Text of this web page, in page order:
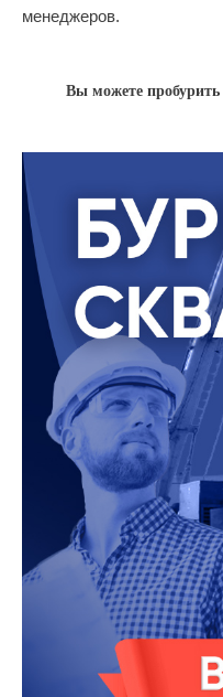
менеджеров.
Вы можете